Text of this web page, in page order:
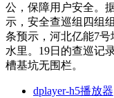
公，保障用户安全。
示，安全查巡组四组
条预示，河北亿能7
水里。19日的查巡记
槽基坑无围栏。
dplayer-h5播放器